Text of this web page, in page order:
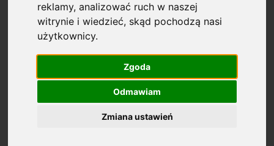
reklamy, analizować ruch w naszej
witrynie i wiedzieć, skąd pochodzą nasi
użytkownicy.
Zgoda
Odmawiam
Zmiana ustawień
B-123/100 Księga inwentarzowa
księgozbioru